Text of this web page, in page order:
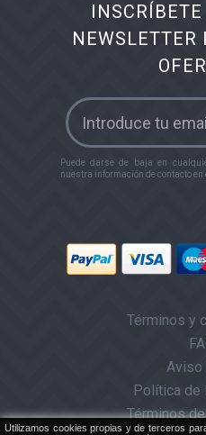
NEWSLETTER
Puede darse de baja en
nuestra información de contacto en
Términos y
Aviso
Política de
Términos
Utilizamos cookies propias y de terceros